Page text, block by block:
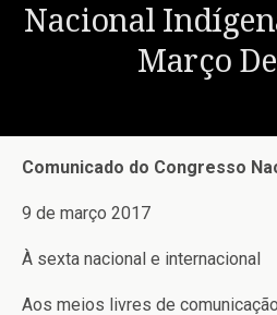
Nacional
Março
Comunicado do Congresso
9 de março 2017
À sexta nacional e internacional
Aos meios livres de comunicação